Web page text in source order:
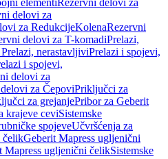
elementi Rezervni delovi za
delovi za
za RedukcijeKolenaRezervni
delovi za T-komadiPrelazi,
nerastavljiviPrelazi i spojevi,
i spojevi,
delovi za
za ČepoviPriključci za
za grejanjePribor za Geberit
krajeve ceviSistemske
spojeveUčvršćenja za
čelikGeberit Mapress ugljenični
Mapress ugljenični čelikSistemske